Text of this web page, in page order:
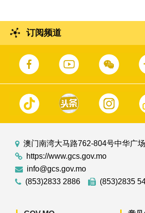
订阅频道
澳门南湾大马路762-804号中华广
https://www.gcs.gov.mo
info@gcs.gov.mo
(853)2833 2886
(853)2835